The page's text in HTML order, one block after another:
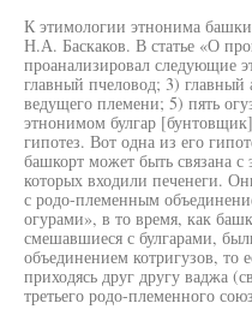
К этимологии этнонима
Н.А. Баскаков. В статье «О
проанализировал следующие
главный пчеловод; 3) главный
ведущего племени; 5) пять
этнонимом булгар
гипотез. Вот одна из его
башкорт может быть связана
которых входили печенеги.
с родо-племенным
огурами», в то время, как
смешавшиеся с булгарами,
объединением котригузов, то
приходясь друг другу ваджа
третьего родо-племенного